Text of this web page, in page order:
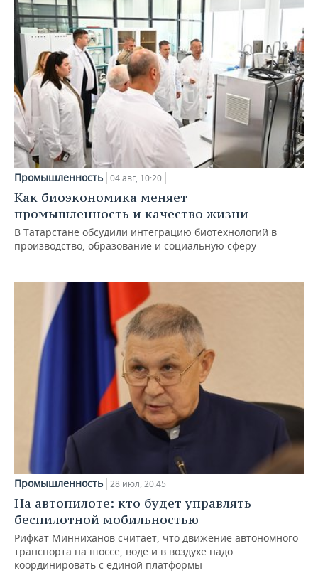
Промышленность 04 авг, 10:20
Как биоэкономика меняет
промышленность и качество жизни
В Татарстане обсудили интеграцию биотехнологий в
производство, образование и социальную сферу
Промышленность 28 июл, 20:45
На автопилоте: кто будет управлять
беспилотной мобильностью
Рифкат Минниханов считает, что движение автономного
транспорта на шоссе, воде и в воздухе надо
координировать с единой платформы